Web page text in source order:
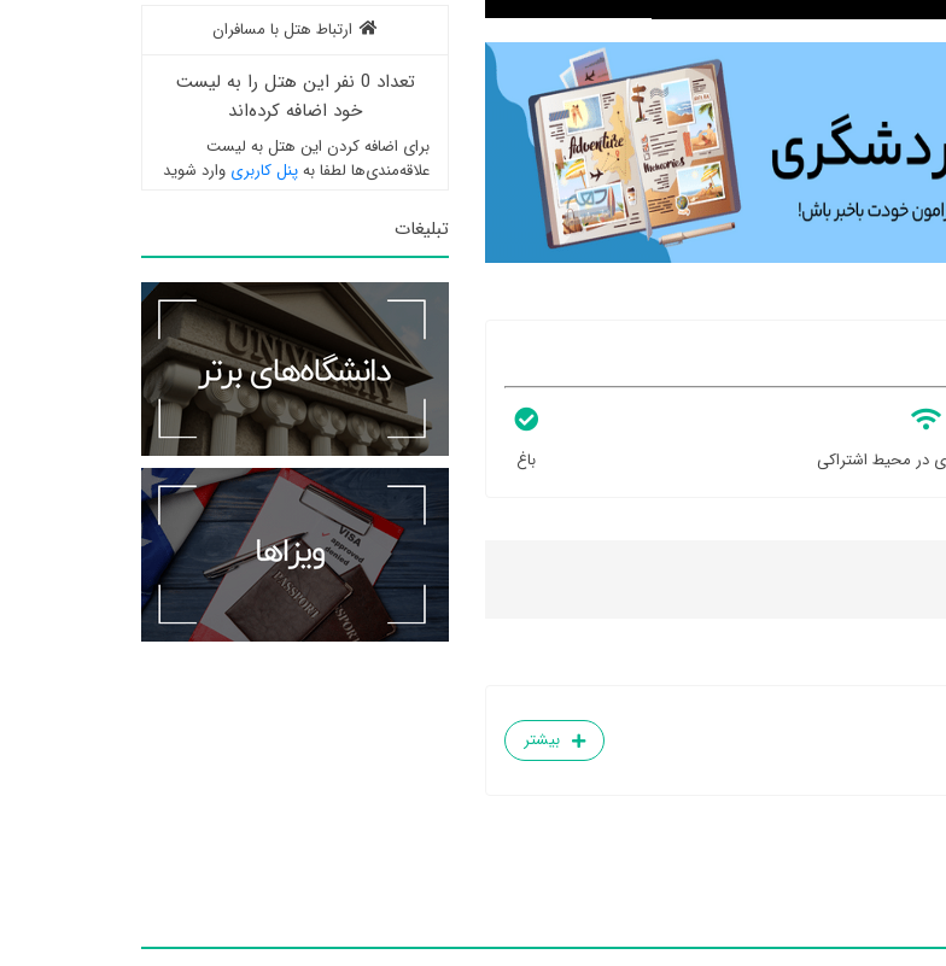
در محیط اشتراکی باغ
بیشتر
ارتباط هتل با مسافران
تعداد 0 نفر این هتل را به لیست
خود اضافه کرده‌اند
برای اضافه کردن این هتل به لیست
علاقه‌مندی‌ها لطفا بهپنل کاربری وارد شوید
تبلیغات